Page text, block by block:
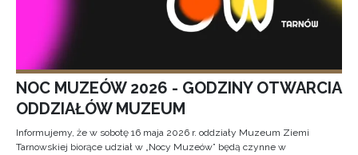
NOC MUZEÓW 2026 - GODZINY OTWARCIA
ODDZIAŁÓW MUZEUM
Informujemy, że w sobotę 16 maja 2026 r. oddziały Muzeum Ziemi
Tarnowskiej biorące udział w „Nocy Muzeów” będą czynne w